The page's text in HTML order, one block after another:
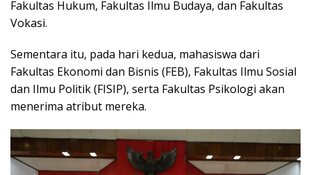
Fakultas Hukum, Fakultas Ilmu Budaya, dan Fakultas
Vokasi.
Sementara itu, pada hari kedua, mahasiswa dari
Fakultas Ekonomi dan Bisnis (FEB), Fakultas Ilmu Sosial
dan Ilmu Politik (FISIP), serta Fakultas Psikologi akan
menerima atribut mereka.